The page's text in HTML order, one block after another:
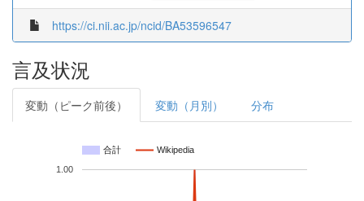
https://ci.nii.ac.jp/ncid/BA53596547
言及状況
変動（ピーク前後） 変動（月別） 分布
合計 Wikipedia
1.00